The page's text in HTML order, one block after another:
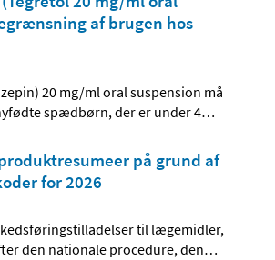
af brugen hos
20 mg/ml oral suspension må
spædbørn, der er under 4…
på grund af
for 2026
til lægemidler,
den nationale procedure, den…